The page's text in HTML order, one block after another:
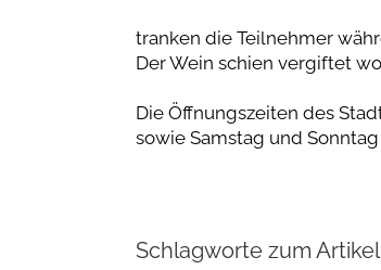
tranken die Teilnehmer
Der Wein schien vergiftet
Die Öffnungszeiten des
sowie Samstag und Sonntag
Schlagworte zum Artikel